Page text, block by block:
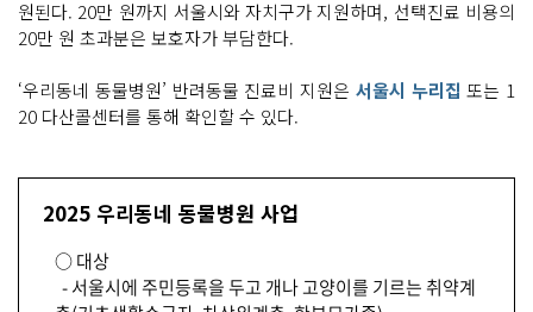
원된다. 20만 원까지 서울시와 자치구가 지원하며, 선택진료 비용의
20만 원 초과분은 보호자가 부담한다.
‘우리동네 동물병원’ 반려동물 진료비 지원은 서울시 누리집 또는 1
20 다산콜센터를 통해 확인할 수 있다.
2025 우리동네 동물병원 사업
○ 대상
- 서울시에 주민등록을 두고 개나 고양이를 기르는 취약계